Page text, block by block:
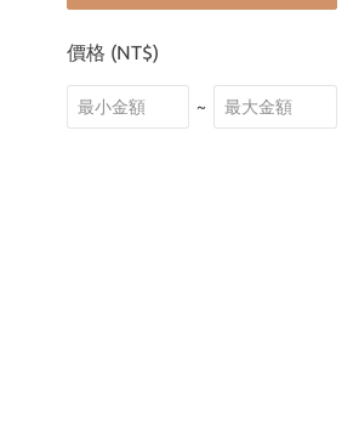
價格 (NT$)
~